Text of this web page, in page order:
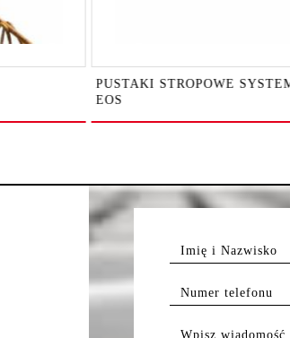
PUSTAKI STROPOWE
EOS